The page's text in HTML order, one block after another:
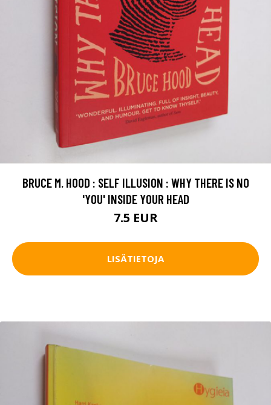
BRUCE M. HOOD : SELF ILLUSION : WHY THERE IS NO
'YOU' INSIDE YOUR HEAD
7.5 EUR
LISÄTIETOJA